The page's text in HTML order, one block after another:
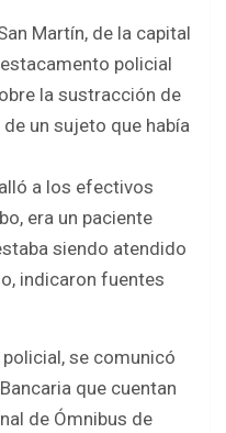
Martín, de la capital
policial
la sustracción de
un sujeto que había
a los efectivos
era un paciente
siendo atendido
indicaron fuentes
se comunicó
que cuentan
de Ómnibus de